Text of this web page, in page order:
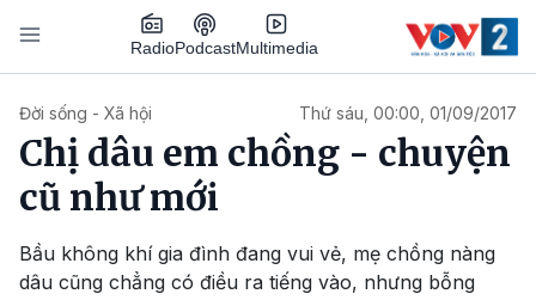
Nhảy đến nội dung
RadioPodcastMultimedia
Đời sống - Xã hội Thứ sáu, 00:00, 01/09/2017
Chị dâu em chồng - chuyện
cũ như mới
Bầu không khí gia đình đang vui vẻ, mẹ chồng nàng
dâu cũng chẳng có điều ra tiếng vào, nhưng bỗng